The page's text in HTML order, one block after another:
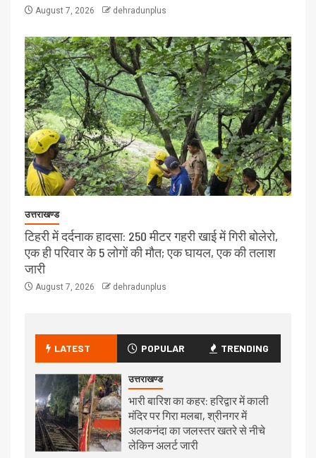
August 7, 2026 dehradunplus
उत्तराखण्ड
टिहरी में दर्दनाक हादसा: 250 मीटर गहरी खाई में गिरी बोलेरो,
एक ही परिवार के 5 लोगों की मौत; एक घायल, एक की तलाश
जारी
August 7, 2026 dehradunplus
LATEST POPULAR TRENDING
उत्तराखण्ड
भारी बारिश का कहर: हरिद्वार में काली
मंदिर पर गिरा मलबा, श्रीनगर में
अलकनंदा का जलस्तर खतरे से नीचे
लेकिन अलर्ट जारी